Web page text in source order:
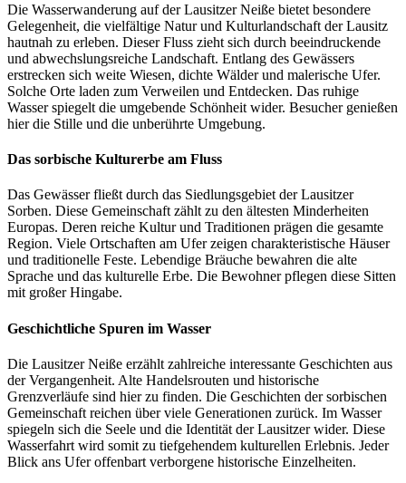
Die Wasserwanderung auf der Lausitzer Neiße bietet besondere
Gelegenheit, die vielfältige Natur und Kulturlandschaft der Lausitz
hautnah zu erleben. Dieser Fluss zieht sich durch beeindruckende
und abwechslungsreiche Landschaft. Entlang des Gewässers
erstrecken sich weite Wiesen, dichte Wälder und malerische Ufer.
Solche Orte laden zum Verweilen und Entdecken. Das ruhige
Wasser spiegelt die umgebende Schönheit wider. Besucher genießen
hier die Stille und die unberührte Umgebung.
Das sorbische Kulturerbe am Fluss
Das Gewässer fließt durch das Siedlungsgebiet der Lausitzer
Sorben. Diese Gemeinschaft zählt zu den ältesten Minderheiten
Europas. Deren reiche Kultur und Traditionen prägen die gesamte
Region. Viele Ortschaften am Ufer zeigen charakteristische Häuser
und traditionelle Feste. Lebendige Bräuche bewahren die alte
Sprache und das kulturelle Erbe. Die Bewohner pflegen diese Sitten
mit großer Hingabe.
Geschichtliche Spuren im Wasser
Die Lausitzer Neiße erzählt zahlreiche interessante Geschichten aus
der Vergangenheit. Alte Handelsrouten und historische
Grenzverläufe sind hier zu finden. Die Geschichten der sorbischen
Gemeinschaft reichen über viele Generationen zurück. Im Wasser
spiegeln sich die Seele und die Identität der Lausitzer wider. Diese
Wasserfahrt wird somit zu tiefgehendem kulturellen Erlebnis. Jeder
Blick ans Ufer offenbart verborgene historische Einzelheiten.